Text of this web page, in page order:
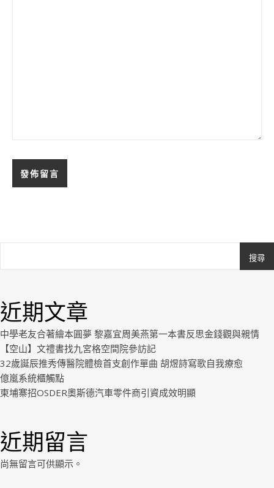
搜尋
近期文章
中學老友合著繪本圓夢 黎嘉宜周美燕第一本書反思金錢觀與親情
【空山】文禮書找九宮格空間院參訪記
32歲誕辰推秀傳醫院體檢首支創作單曲 胡煜詩寫歌自我療愈
億嵐系統櫃觸點
柬埔寨招OSDER奧斯德汽車零件商引資成效明顯
近期留言
尚無留言可供顯示。
Royal.